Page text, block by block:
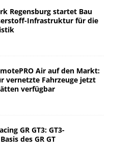
Regensburg startet Bau
Infrastruktur für die
Air auf den Markt:
vernetzte Fahrzeuge jetzt
verfügbar
GR GT3: GT3-
des GR GT